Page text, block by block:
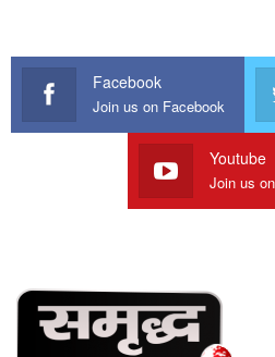
Facebook
Join us on Facebook
Youtube
Join us